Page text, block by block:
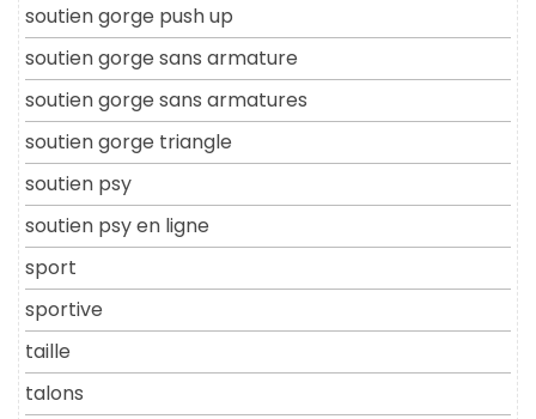
soutien gorge push up
soutien gorge sans armature
soutien gorge sans armatures
soutien gorge triangle
soutien psy
soutien psy en ligne
sport
sportive
taille
talons